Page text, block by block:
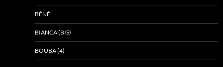
BÉNÉ
BIANCA (BIS)
BOUBA (4)